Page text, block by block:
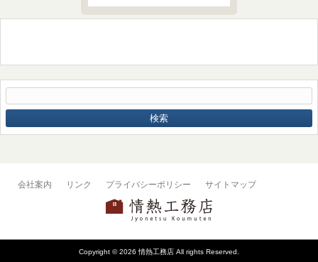
会社案内 リンク プライバシーポリシー サイトマップ
Copyright © 2026 情熱工務店 All rights Reserved.